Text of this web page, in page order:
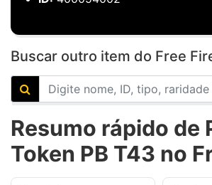
Buscar outro item do Free
Resumo rápido de
Token PB T43 no